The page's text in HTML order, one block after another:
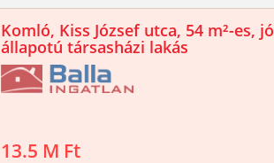
Komló, Kiss József utca, 54 m²-es, jó
állapotú társasházi lakás
13.5 M Ft